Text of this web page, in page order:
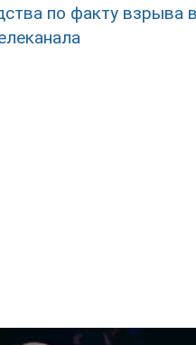
по факту взрыва